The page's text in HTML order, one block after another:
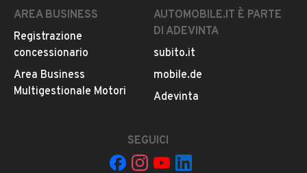
INFORMAZIONI VEICOLO
DATI BASE
Tipologia
USATO
AREA BUSINESS
Registrazione
concessionario
Area Business
Multigestionale Motori
AUTOMOBILE.IT È PARTE
DI ADEVINTA
subito.it
mobile.de
Adevinta
SEGUICI